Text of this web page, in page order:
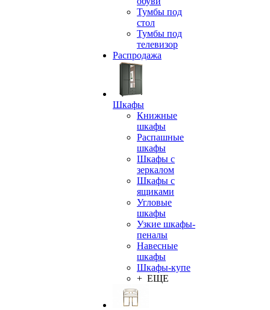
Тумбы под
стол
Тумбы под
телевизор
Распродажа
Шкафы
Книжные
шкафы
Распашные
шкафы
Шкафы с
зеркалом
Шкафы с
ящиками
Угловые
шкафы
Узкие шкафы-
пеналы
Навесные
шкафы
Шкафы-купе
+ ЕЩЕ